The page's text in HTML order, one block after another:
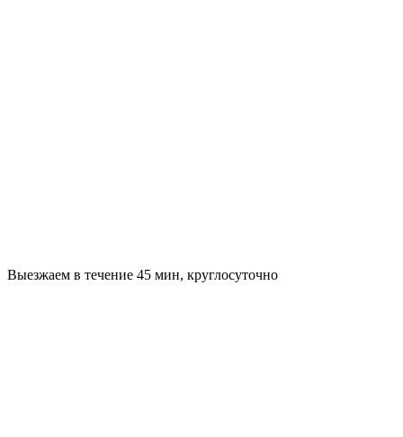
Выезжаем в течение 45 мин, круглосуточно